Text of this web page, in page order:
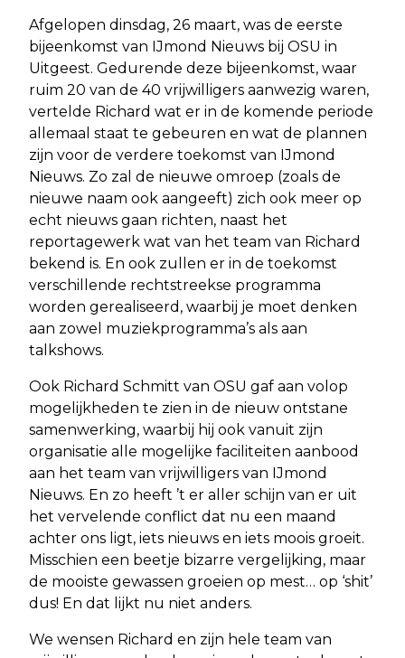
Afgelopen dinsdag, 26 maart, was de eerste
bijeenkomst van IJmond Nieuws bij OSU in
Uitgeest. Gedurende deze bijeenkomst, waar
ruim 20 van de 40 vrijwilligers aanwezig waren,
vertelde Richard wat er in de komende periode
allemaal staat te gebeuren en wat de plannen
zijn voor de verdere toekomst van IJmond
Nieuws. Zo zal de nieuwe omroep (zoals de
nieuwe naam ook aangeeft) zich ook meer op
echt nieuws gaan richten, naast het
reportagewerk wat van het team van Richard
bekend is. En ook zullen er in de toekomst
verschillende rechtstreekse programma
worden gerealiseerd, waarbij je moet denken
aan zowel muziekprogramma’s als aan
talkshows.
Ook Richard Schmitt van OSU gaf aan volop
mogelijkheden te zien in de nieuw ontstane
samenwerking, waarbij hij ook vanuit zijn
organisatie alle mogelijke faciliteiten aanbood
aan het team van vrijwilligers van IJmond
Nieuws. En zo heeft ’t er aller schijn van er uit
het vervelende conflict dat nu een maand
achter ons ligt, iets nieuws en iets moois groeit.
Misschien een beetje bizarre vergelijking, maar
de mooiste gewassen groeien op mest… op ‘shit’
dus! En dat lijkt nu niet anders.
We wensen Richard en zijn hele team van